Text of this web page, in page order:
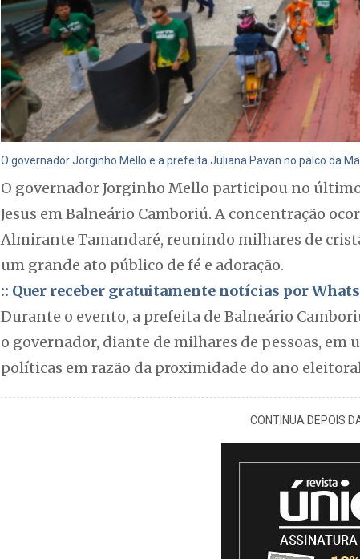
O governador Jorginho Mello e a prefeita Juliana Pavan no palco da
O governador Jorginho Mello participou no último
Jesus em Balneário Camboriú. A concentração
Almirante Tamandaré, reunindo milhares de
um grande ato público de fé e adoração.
:: Quer receber gratuitamente notícias por
Durante o evento, a prefeita de Balneário
o governador, diante de milhares de pessoas,
políticas em razão da proximidade do ano
CONTINUA DEPOIS